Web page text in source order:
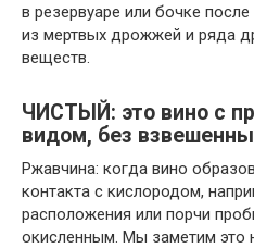
в резервуаре или бочке
из мертвых дрожжей и ряда
веществ.
ЧИСТЫЙ: это вино с
видом, без
Ржавчина: когда вино
контакта с кислородом,
расположения или порчи
окисленным. Мы заметим это